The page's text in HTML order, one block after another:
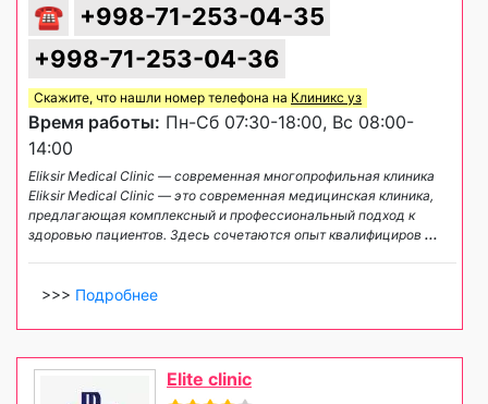
☎
+998-71-253-04-35
+998-71-253-04-36
Скажите, что нашли номер телефона на Клиникс уз
Время работы: Пн-Сб 07:30-18:00, Вс 08:00-
14:00
Eliksir Medical Clinic — современная многопрофильная клиника
Eliksir Medical Clinic — это современная медицинская клиника,
предлагающая комплексный и профессиональный подход к
здоровью пациентов. Здесь сочетаются опыт квалифициров ...
>>> Подробнее
Elite clinic